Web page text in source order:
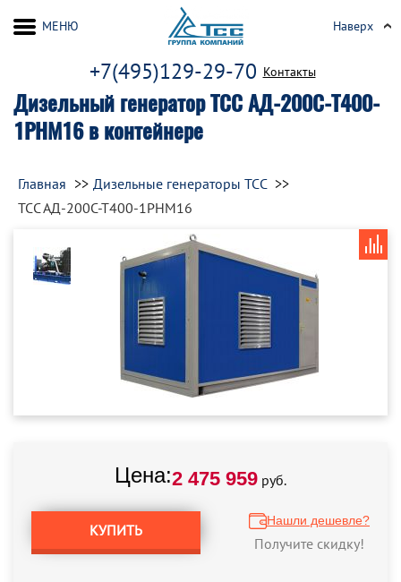
Дизельный генератор ТСС АД-200С-Т400-
1РНМ16 в контейнере
+7(495)129-29-70 Контакты
МЕНЮ Наверх
Главная
Дизельные генераторы ТСС
ТСС АД-200С-Т400-1РНМ16
Цена:2 475 959 руб.
КУПИТЬ
Нашли дешевле?
Получите скидку!